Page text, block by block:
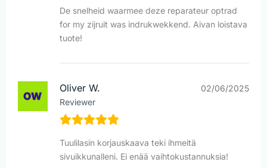
De snelheid waarmee deze reparateur optrad
for my zijruit was indrukwekkend. Aivan loistava
tuote!
Oliver W.
Reviewer
02/06/2025
Tuulilasin korjauskaava teki ihmeitä
sivuikkunalleni. Ei enää vaihtokustannuksia!